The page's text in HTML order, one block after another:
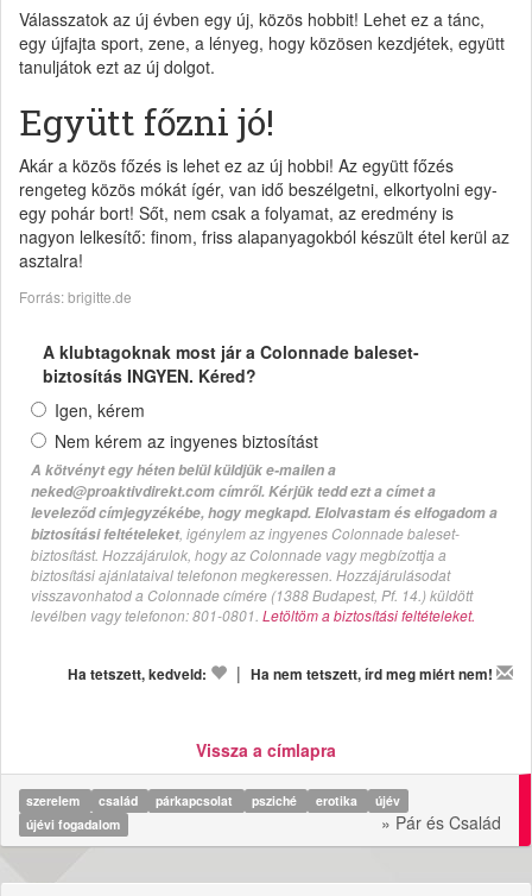
Válasszatok az új évben egy új, közös hobbit! Lehet ez a tánc,
egy újfajta sport, zene, a lényeg, hogy közösen kezdjétek, együtt
tanuljátok ezt az új dolgot.
Együtt főzni jó!
Akár a közös főzés is lehet ez az új hobbi! Az együtt főzés
rengeteg közös mókát ígér, van idő beszélgetni, elkortyolni egy-
egy pohár bort! Sőt, nem csak a folyamat, az eredmény is
nagyon lelkesítő: finom, friss alapanyagokból készült étel kerül az
asztalra!
Forrás: brigitte.de
A klubtagoknak most jár a Colonnade baleset-
biztosítás INGYEN. Kéred?
Igen, kérem
Nem kérem az ingyenes biztosítást
A kötvényt egy héten belül küldjük e-mailen a
neked@proaktivdirekt.com címről. Kérjük tedd ezt a címet a
leveleződ címjegyzékébe, hogy megkapd. Elolvastam és elfogadom a
biztosítási feltételeket, igénylem az ingyenes Colonnade baleset-
biztosítást. Hozzájárulok, hogy az Colonnade vagy megbízottja a
biztosítási ajánlataival telefonon megkeressen. Hozzájárulásodat
visszavonhatod a Colonnade címére (1388 Budapest, Pf. 14.) küldött
levélben vagy telefonon: 801-0801. Letöltöm a biztosítási feltételeket.
Ha tetszett, kedveld: | Ha nem tetszett, írd meg miért nem!
Vissza a címlapra
szerelem család párkapcsolat psziché erotika
újév
újévi fogadalom
» Pár és Család